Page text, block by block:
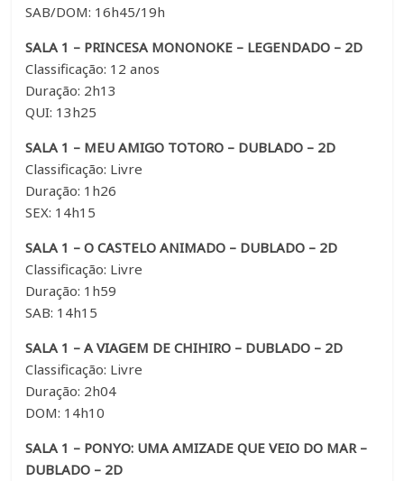
SAB/DOM: 16h45/19h
SALA 1 – PRINCESA MONONOKE – LEGENDADO – 2D
Classificação: 12 anos
Duração: 2h13
QUI: 13h25
SALA 1 – MEU AMIGO TOTORO – DUBLADO – 2D
Classificação: Livre
Duração: 1h26
SEX: 14h15
SALA 1 – O CASTELO ANIMADO – DUBLADO – 2D
Classificação: Livre
Duração: 1h59
SAB: 14h15
SALA 1 – A VIAGEM DE CHIHIRO – DUBLADO – 2D
Classificação: Livre
Duração: 2h04
DOM: 14h10
SALA 1 – PONYO: UMA AMIZADE QUE VEIO DO MAR –
DUBLADO – 2D